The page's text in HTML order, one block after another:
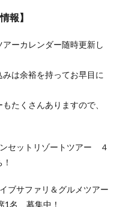
報】
ーカレンダー随時更新し
は余裕を持ってお早目に
たくさんありますので、
セットリゾートツアー ４
ブサファリ＆グルメツアー
1名 募集中！